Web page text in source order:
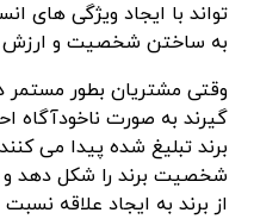
تواند با ایجاد ویژگی های
به ساختن شخصیت و ارزش
وقتی مشتریان بطور مستمر
گیرند به صورت
برند تبلیغ شده پیدا می
شخصیت برند را شکل دهد
از برند به ایجاد علاقه نسبت